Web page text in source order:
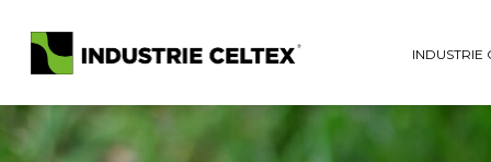
INDUSTRIE